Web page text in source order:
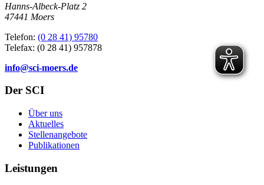
Hanns-Albeck-Platz 2
47441 Moers
Telefon: (0 28 41) 95780
Telefax: (0 28 41) 957878
info@sci-moers.de
Der SCI
Über uns
Aktuelles
Stellenangebote
Publikationen
Leistungen